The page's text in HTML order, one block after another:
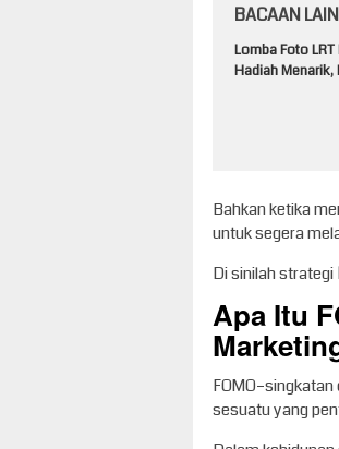
BACAAN
Lomba Foto
Hadiah Menarik,
Bahkan ketika
untuk segera
Di sinilah strategi
Apa Itu
FOMO–singkatan
sesuatu yang